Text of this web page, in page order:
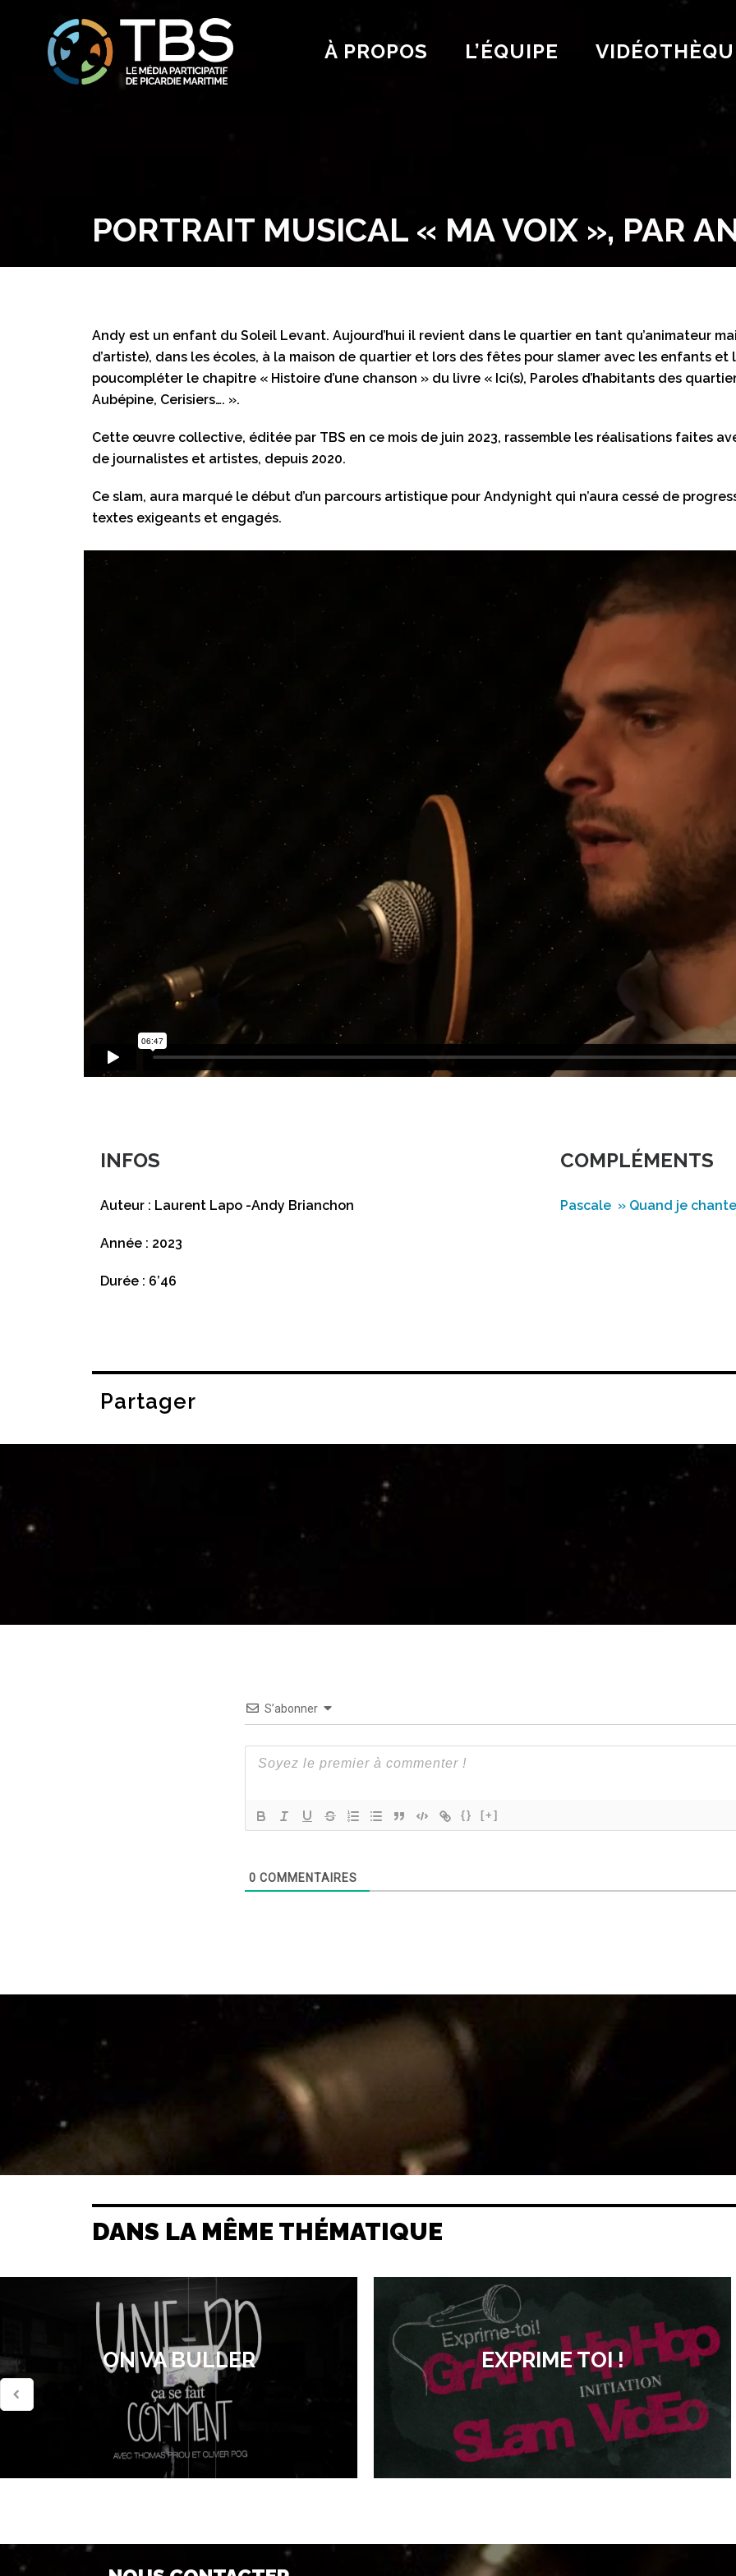
À PROPOS L’ÉQUIPE
PORTRAIT MUSICAL « MA VOIX », PAR
Andy est un enfant du Soleil Levant. Aujourd’hui il revient dans le quartier en tant qu’animateur
d’artiste), dans les écoles, à la maison de quartier et lors des fêtes pour slamer avec les enfants
poucompléter le chapitre « Histoire d’une chanson » du livre « Ici(s), Paroles d’habitants des
Aubépine, Cerisiers…. ».
Cette œuvre collective, éditée par TBS en ce mois de juin 2023, rassemble les réalisations faites
de journalistes et artistes, depuis 2020.
Ce slam, aura marqué le début d’un parcours artistique pour Andynight qui n’aura cessé de
textes exigeants et engagés.
INFOS
Auteur : Laurent Lapo -Andy Brianchon
Année : 2023
Durée : 6’46
COMPLÉMENTS
Pascale » Quand je
Partager
S’abonner
{} [+]
0 COMMENTAIRES
DANS LA MÊME THÉMATIQUE
ON VA BULLER EXPRIME TOI !